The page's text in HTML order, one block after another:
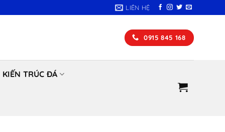
LIÊN HỆ
0915 845 168
KIẾN TRÚC ĐÁ